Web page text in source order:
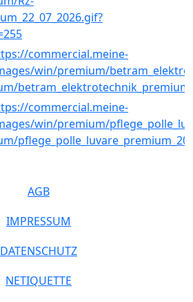
AGB
IMPRESSUM
DATENSCHUTZ
NETIQUETTE